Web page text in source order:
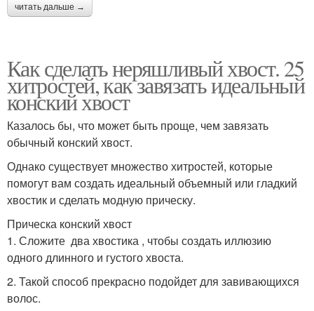
читать дальше →
Как сделать неряшливый хвост. 25
хитростей, как завязать идеальный
конский хвост
Казалось бы, что может быть проще, чем завязать
обычный конский хвост.
Однако существует множество хитростей, которые
помогут вам создать идеальный объемный или гладкий
хвостик и сделать модную прическу.
Прическа конский хвост
1. Сложите два хвостика , чтобы создать иллюзию
одного длинного и густого хвоста.
2. Такой способ прекрасно подойдет для завивающихся
волос.